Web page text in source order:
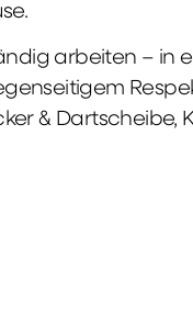
arbeiten – in
& Dartscheibe,